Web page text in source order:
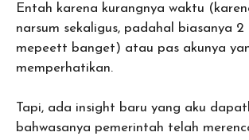
Entah karena kurangnya waktu
narsum sekaligus, padahal biasanya
mepeett banget) atau pas akunya
memperhatikan.
Tapi, ada insight baru yang aku
bahwasanya pemerintah telah